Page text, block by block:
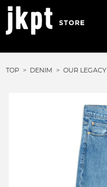
TOP DENIM OUR LEGACY